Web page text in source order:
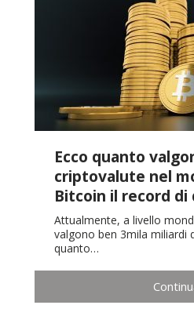
Ecco quanto
criptovalute nel
Bitcoin il record
Attualmente, a livello
valgono ben 3mila miliardi
quanto…